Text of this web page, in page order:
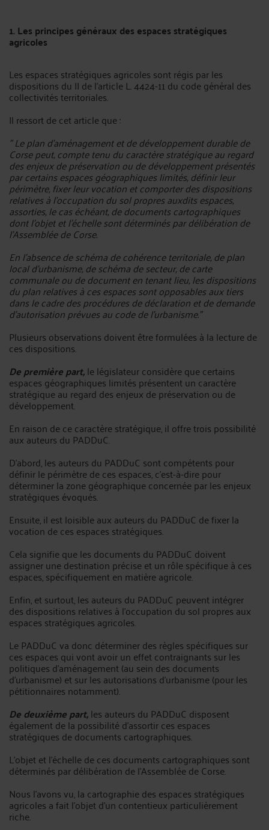
1. Les principes généraux des espaces stratégiques
agricoles
Les espaces stratégiques agricoles sont régis par les
dispositions du II de l'article L. 4424-11 du code général des
collectivités territoriales.
Il ressort de cet article que :
" Le plan d'aménagement et de développement durable de
Corse peut, compte tenu du caractère stratégique au regard
des enjeux de préservation ou de développement présentés
par certains espaces géographiques limités, définir leur
périmètre, fixer leur vocation et comporter des dispositions
relatives à l'occupation du sol propres auxdits espaces,
assorties, le cas échéant, de documents cartographiques
dont l'objet et l'échelle sont déterminés par délibération de
l'Assemblée de Corse.
En l'absence de schéma de cohérence territoriale, de plan
local d'urbanisme, de schéma de secteur, de carte
communale ou de document en tenant lieu, les dispositions
du plan relatives à ces espaces sont opposables aux tiers
dans le cadre des procédures de déclaration et de demande
d'autorisation prévues au code de l'urbanisme."
Plusieurs observations doivent être formulées à la lecture de
ces dispositions.
De première part,le législateur considère que certains
espaces géographiques limités présentent un caractère
stratégique au regard des enjeux de préservation ou de
développement.
En raison de ce caractère stratégique, il offre trois possibilité
aux auteurs du PADDuC.
D'abord, les auteurs du PADDuC sont compétents pour
définir le périmètre de ces espaces, c'est-à-dire pour
déterminer la zone géographique concernée par les enjeux
stratégiques évoqués.
Ensuite, il est loisible aux auteurs du PADDuC de fixer la
vocation de ces espaces stratégiques.
Cela signifie que les documents du PADDuC doivent
assigner une destination précise et un rôle spécifique à ces
espaces, spécifiquement en matière agricole.
Enfin, et surtout, les auteurs du PADDuC peuvent intégrer
des dispositions relatives à l'occupation du sol propres aux
espaces stratégiques agricoles.
Le PADDuC va donc déterminer des règles spécifiques sur
ces espaces qui vont avoir un effet contraignants sur les
politiques d'aménagement (au sein des documents
d'urbanisme) et sur les autorisations d'urbanisme (pour les
pétitionnaires notamment).
De deuxième part,les auteurs du PADDuC disposent
également de la possibilité d'assortir ces espaces
stratégiques de documents cartographiques.
L'objet et l'échelle de ces documents cartographiques sont
déterminés par délibération de l'Assemblée de Corse.
Nous l'avons vu, la cartographie des espaces stratégiques
agricoles a fait l'objet d'un contentieux particulièrement
riche.